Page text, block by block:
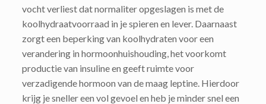
vocht verliest dat normaliter opgeslagen is met de
koolhydraatvoorraad in je spieren en lever. Daarnaast
zorgt een beperking van koolhydraten voor een
verandering in hormoonhuishouding, het voorkomt
productie van insuline en geeft ruimte voor
verzadigende hormoon van de maag leptine. Hierdoor
krijg je sneller een vol gevoel en heb je minder snel een